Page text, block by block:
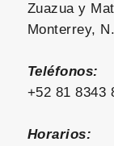
Zuazua y
Monterrey,
Teléfonos:
+52 81 8343
Horarios: